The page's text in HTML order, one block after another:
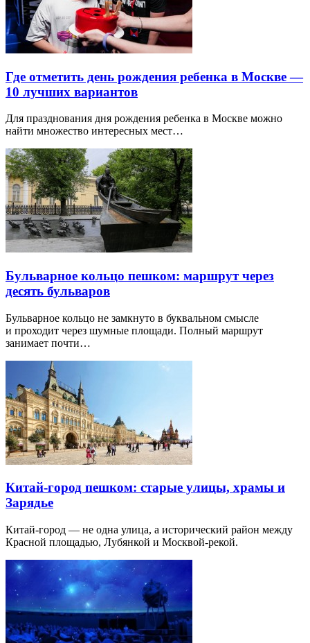
Где отметить день рождения ребенка в Москве —
10 лучших вариантов
Для празднования дня рождения ребенка в Москве можно
найти множество интересных мест…
Бульварное кольцо пешком: маршрут через
десять бульваров
Бульварное кольцо не замкнуто в буквальном смысле
и проходит через шумные площади. Полный маршрут
занимает почти…
Китай-город пешком: старые улицы, храмы и
Зарядье
Китай-город — не одна улица, а исторический район между
Красной площадью, Лубянкой и Москвой-рекой.